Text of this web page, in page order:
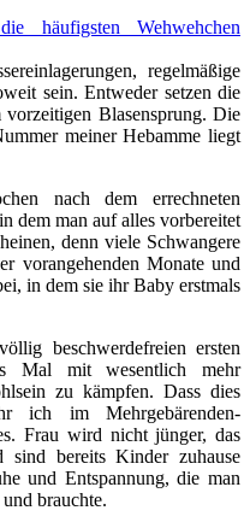
regelmäßige
sein. Entweder setzen die
Blasensprung. Die
meiner Hebamme liegt
nach dem errechneten
dem man auf alles vorbereitet
denn viele Schwangere
vorangehenden Monate und
in dem sie ihr Baby erstmals
beschwerdefreien ersten
Mal mit wesentlich mehr
zu kämpfen. Dass dies
ich im Mehrgebärenden-
Frau wird nicht jünger, das
sind bereits Kinder zuhause
und Entspannung, die man
brauchte.